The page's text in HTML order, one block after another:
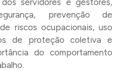
servidores e gestores,
prevenção de
riscos ocupacionais, uso
de proteção coletiva e
do comportamento